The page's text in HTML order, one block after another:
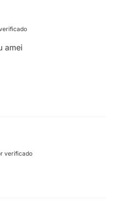
amei
verificado